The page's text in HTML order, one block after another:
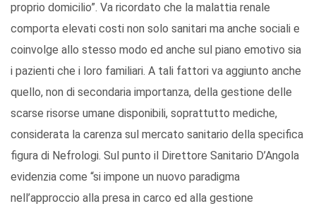
proprio domicilio”. Va ricordato che la malattia renale
comporta elevati costi non solo sanitari ma anche sociali e
coinvolge allo stesso modo ed anche sul piano emotivo sia
i pazienti che i loro familiari. A tali fattori va aggiunto anche
quello, non di secondaria importanza, della gestione delle
scarse risorse umane disponibili, soprattutto mediche,
considerata la carenza sul mercato sanitario della specifica
figura di Nefrologi. Sul punto il Direttore Sanitario D’Angola
evidenzia come “si impone un nuovo paradigma
nell’approccio alla presa in carco ed alla gestione